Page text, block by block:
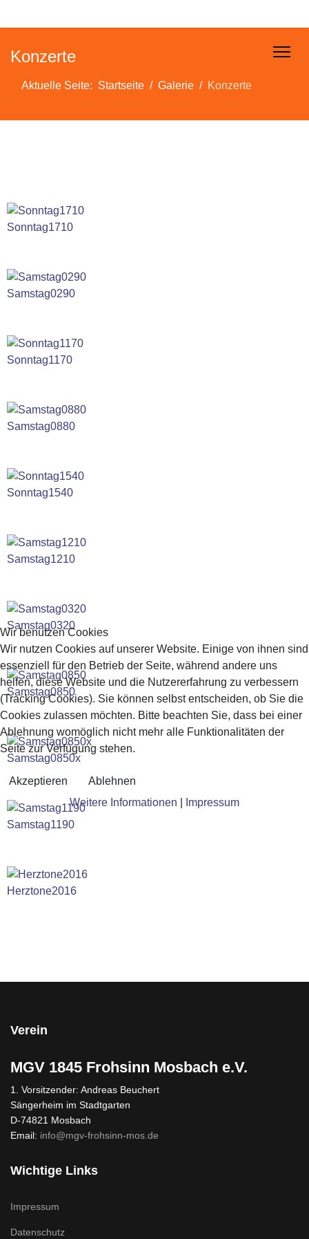
Konzerte
Aktuelle Seite: Startseite Galerie Konzerte
Sonntag1710
Samstag0290
Sonntag1170
Samstag0880
Sonntag1540
Samstag1210
Samstag0320
Samstag0850
Samstag0850x
Samstag1190
Herztone2016
Verein
MGV 1845 Frohsinn Mosbach e.V.
1. Vorsitzender: Andreas Beuchert
Sängerheim im Stadtgarten
D-74821 Mosbach
Email: info@mgv-frohsinn-mos.de
Wichtige Links
Impressum
Datenschutz
Wir benutzen Cookies
Wir nutzen Cookies auf unserer Website. Einige von ihnen sind
essenziell für den Betrieb der Seite, während andere uns
helfen, diese Website und die Nutzererfahrung zu verbessern
(Tracking Cookies). Sie können selbst entscheiden, ob Sie die
Cookies zulassen möchten. Bitte beachten Sie, dass bei einer
Ablehnung womöglich nicht mehr alle Funktionalitäten der
Seite zur Verfügung stehen.
Akzeptieren
Ablehnen
Weitere Informationen
Impressum